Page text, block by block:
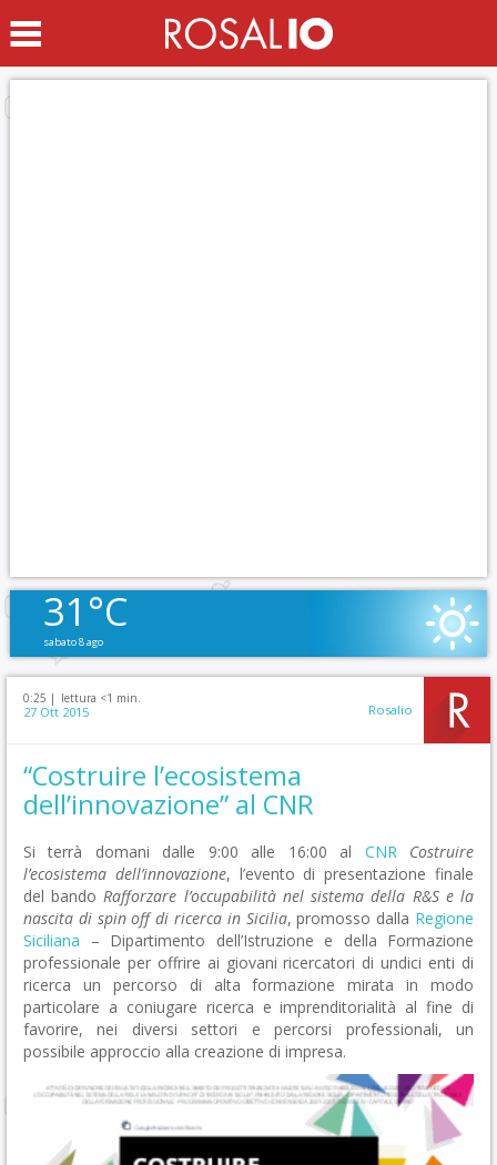
31°C
sabato 8 ago
0:25 | lettura <1 min.
27 Ott 2015 Rosalio
“Costruire l’ecosistema
dell’innovazione” al CNR
Si terrà domani dalle 9:00 alle 16:00 al CNR
Costruire
l’ecosistema dell’innovazione, l’evento di presentazione finale
del bandoRafforzare l’occupabilità nel sistema della R&S e la
nascita di spin off di ricerca in Sicilia, promosso dalla Regione
Siciliana – Dipartimento dell’Istruzione e della Formazione
professionale per offrire ai giovani ricercatori di undici enti di
ricerca un percorso di alta formazione mirata in modo
particolare a coniugare ricerca e imprenditorialità al fine di
favorire, nei diversi settori e percorsi professionali, un
possibile approccio alla creazione di impresa.